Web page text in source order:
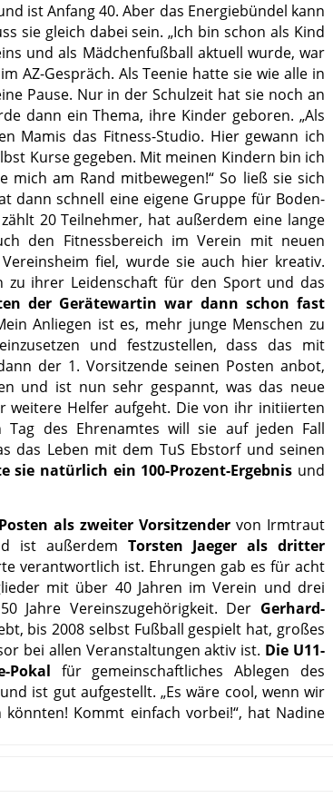
ist Anfang 40. Aber das Energiebündel kann
sie gleich dabei sein. „Ich bin schon als Kind
und als Mädchenfußball aktuell wurde, war
AZ-Gespräch. Als Teenie hatte sie wie alle in
Pause. Nur in der Schulzeit hat sie noch an
dann ein Thema, ihre Kinder geboren. „Als
Mamis das Fitness-Studio. Hier gewann ich
Kurse gegeben. Mit meinen Kindern bin ich
am Rand mitbewegen!“ So ließ sie sich
dann schnell eine eigene Gruppe für Boden-
20 Teilnehmer, hat außerdem eine lange
den Fitnessbereich im Verein mit neuen
fiel, wurde sie auch hier kreativ.
zu ihrer Leidenschaft für den Sport und das
der Gerätewartin war dann schon fast
Anliegen ist es, mehr junge Menschen zu
und festzustellen, dass das mit
der 1. Vorsitzende seinen Posten anbot,
und ist nun sehr gespannt, was das neue
Helfer aufgeht. Die von ihr initiierten
des Ehrenamtes will sie auf jeden Fall
das Leben mit dem TuS Ebstorf und seinen
sie natürlich ein 100-Prozent-Ergebnis und
als zweiter Vorsitzender von Irmtraut
ist außerdem Torsten Jaeger als dritter
verantwortlich ist. Ehrungen gab es für acht
mit über 40 Jahren im Verein und drei
Jahre Vereinszugehörigkeit. Der Gerhard-
bis 2008 selbst Fußball gespielt hat, großes
bei allen Veranstaltungen aktiv ist. Die U11-
Pokal für gemeinschaftliches Ablegen des
ist gut aufgestellt. „Es wäre cool, wenn wir
Kommt einfach vorbei!“, hat Nadine